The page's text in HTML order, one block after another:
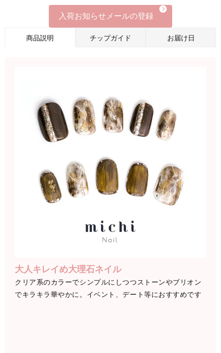
入荷お知らせメールの登録
商品説明 チップガイド お届け日
大人キレイめ大理石ネイル
クリア系のカラーでシンプルにしつつストーンやブリオン
でキラキラ華やかに。イベント、デート等におすすめです